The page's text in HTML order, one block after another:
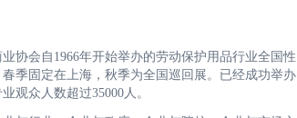
协会自1966年开始举办的劳动保护用品行业全国性
季固定在上海，秋季为全国巡回展。已经成功举办
观众人数超过35000人。